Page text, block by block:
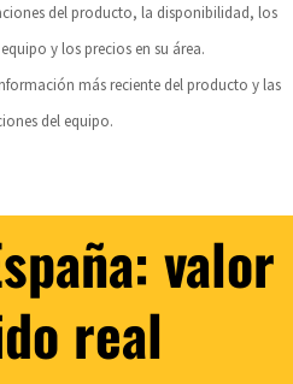
del producto, la disponibilidad, los
y los precios en su área.
más reciente del producto y las
del equipo.
valor
real